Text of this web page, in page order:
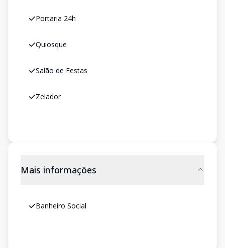
Portaria 24h
Quiosque
Salão de Festas
Zelador
Mais informações
Banheiro Social